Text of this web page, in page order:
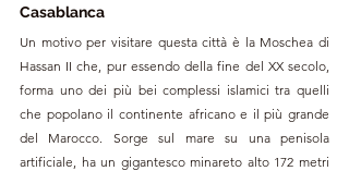
Casablanca
Un motivo per visitare questa città è la Moschea di
Hassan II che, pur essendo della fine del XX secolo,
forma uno dei più bei complessi islamici tra quelli
che popolano il continente africano e il più grande
del Marocco. Sorge sul mare su una penisola
artificiale, ha un gigantesco minareto alto 172 metri